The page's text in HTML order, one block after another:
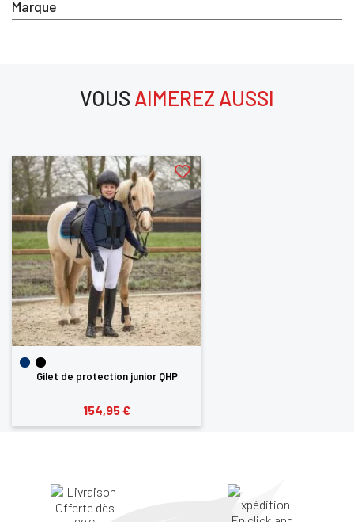
Marque
VOUS AIMEREZ AUSSI
Gilet de protection junior QHP
154,95 €
Vous devez être connecté pour enregistrer des produits dans
ANNULER SE